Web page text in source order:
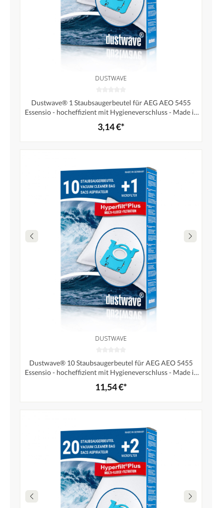
DUSTWAVE
Dustwave® 1 Staubsaugerbeutel für AEG AEO 5455
Essensio - hocheffizient mit Hygieneverschluss - Made in
Germany
3,14 €*
DUSTWAVE
Dustwave® 10 Staubsaugerbeutel für AEG AEO 5455
Essensio - hocheffizient mit Hygieneverschluss - Made in
Germany
11,54 €*